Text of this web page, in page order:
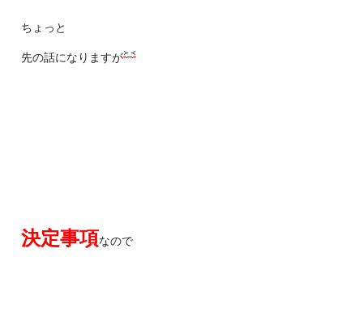
ちょっと
先の話になりますが
決定事項なので